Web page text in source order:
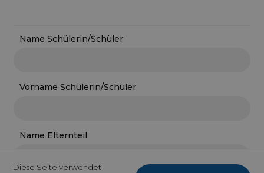
Name Schülerin/Schüler
Vorname Schülerin/Schüler
Name Elternteil
Diese Seite verwendet